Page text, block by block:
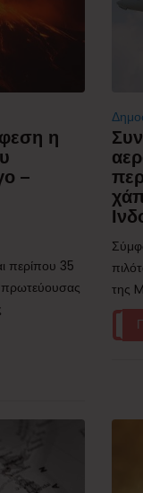
η
–
περίπου 35
πρωτεύουσας
της